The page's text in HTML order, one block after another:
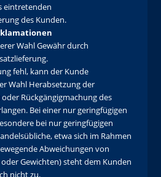
eintretenden
des Kunden.
Wahl Gewähr durch
fehl, kann der Kunde
Wahl Herabsetzung der
Rückgängigmachung des
Bei einer nur geringfügigen
bei nur geringfügigen
etwa sich im Rahmen
Abweichungen von
Gewichten) steht dem Kunden
nicht zu.